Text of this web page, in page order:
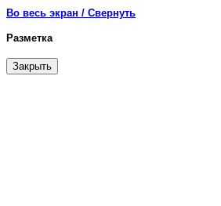
Во весь экран / Свернуть
Разметка
Закрыть